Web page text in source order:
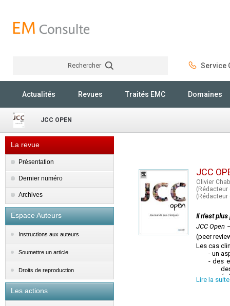
Rechercher Service
Actualités Revues Traités EMC Domaines
JCC OPEN
La revue
Présentation
Dernier numéro
Archives
Espace Auteurs
Instructions aux auteurs
Soumettre un article
Droits de reproduction
Les actions
JCC
Olivier
(Rédacteur
(Rédacteur
Il n'est
JCC Open
(peer
Les cas
- un
- des
-un
-des
Lire la suite